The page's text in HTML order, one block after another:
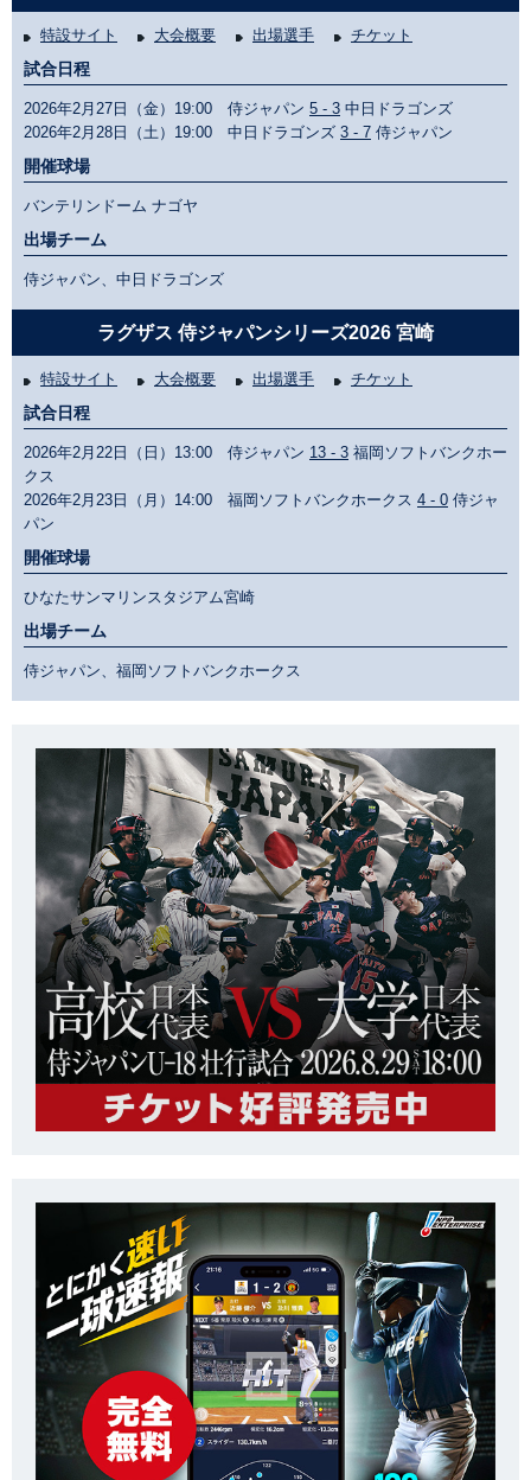
特設サイト 大会概要 出場選手 チケット
試合日程
2026年2月27日（金）19:00 侍ジャパン 5 - 3 中日ドラゴンズ
2026年2月28日（土）19:00 中日ドラゴンズ 3 - 7 侍ジャパン
開催球場
バンテリンドーム ナゴヤ
出場チーム
侍ジャパン、中日ドラゴンズ
ラグザス 侍ジャパンシリーズ2026 宮崎
特設サイト 大会概要 出場選手 チケット
試合日程
2026年2月22日（日）13:00 侍ジャパン 13 - 3 福岡ソフトバンクホー
クス
2026年2月23日（月）14:00 福岡ソフトバンクホークス 4 - 0 侍ジャ
パン
開催球場
ひなたサンマリンスタジアム宮崎
出場チーム
侍ジャパン、福岡ソフトバンクホークス